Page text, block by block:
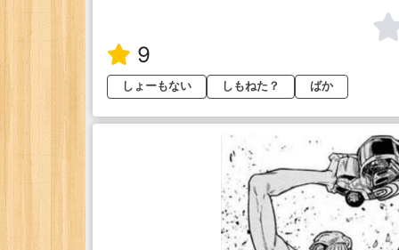
9
しょーもない しもねた？ ばか